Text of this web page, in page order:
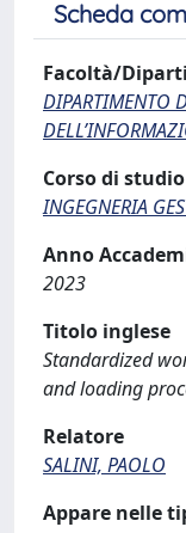
Scheda
Facoltà/
DIPARTIMENTO
Corso di studio
INGEGNERIA
Anno
2023
Titolo inglese
Standardized
and loading
Relatore
SALINI, PAOLO
Appare nelle